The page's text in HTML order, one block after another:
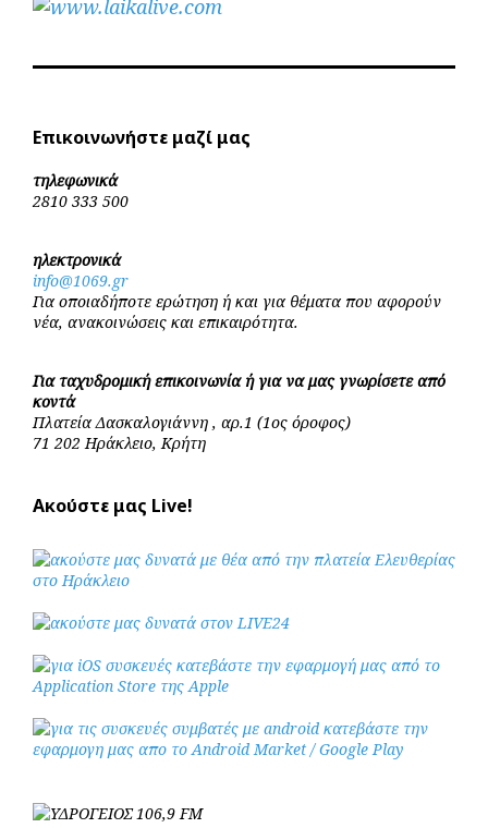
Επικοινωνήστε μαζί μας
τηλεφωνικά
2810 333 500
ηλεκτρονικά
info@1069.gr
Για οποιαδήποτε ερώτηση ή και για θέματα που αφορούν
νέα, ανακοινώσεις και επικαιρότητα.
Για ταχυδρομική επικοινωνία ή για να μας γνωρίσετε από
κοντά
Πλατεία Δασκαλογιάννη , αρ.1 (1ος όροφος)
71 202 Ηράκλειο, Κρήτη
Ακούστε μας Live!